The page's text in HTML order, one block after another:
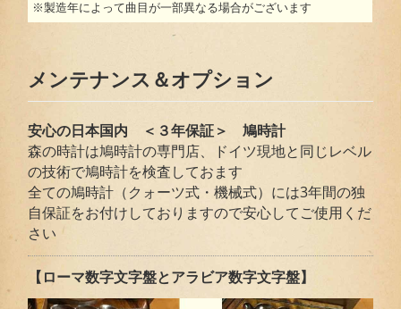
※製造年によって曲目が一部異なる場合がございます
メンテナンス＆オプション
安心の日本国内 ＜３年保証＞ 鳩時計
森の時計は鳩時計の専門店、ドイツ現地と同じレベル
の技術で鳩時計を検査しておます
全ての鳩時計（クォーツ式・機械式）には3年間の独
自保証をお付けしておりますので安心してご使用くだ
さい
【ローマ数字文字盤とアラビア数字文字盤】